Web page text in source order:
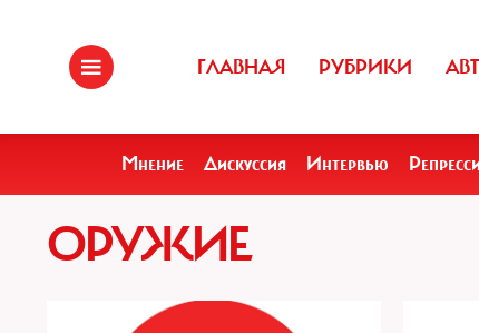
ГЛАВНАЯ РУБРИКИ
Мнение Дискуссия Интервью
ОРУЖИЕ